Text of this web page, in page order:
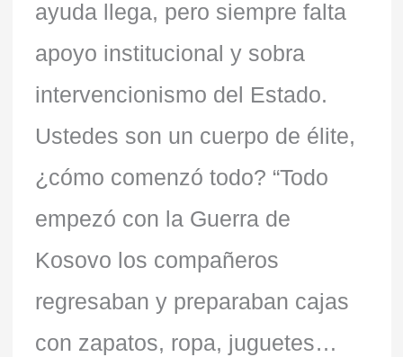
ayuda llega, pero siempre falta
apoyo institucional y sobra
intervencionismo del Estado.
Ustedes son un cuerpo de élite,
¿cómo comenzó todo? “Todo
empezó con la Guerra de
Kosovo los compañeros
regresaban y preparaban cajas
con zapatos, ropa, juguetes…